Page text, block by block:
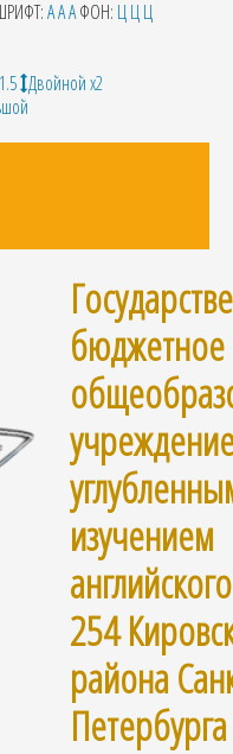
AAAФОН: ЦЦЦ
Двойной х2
бюджетное
изучением
254
района
Петербурга